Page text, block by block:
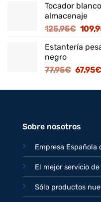
era:
Tocador
almacenaje
125,95€ El
Estantería
negro
77,95€ El
67,95€
Sobre nosotros
Empresa Española
El mejor servicio
Sólo productos